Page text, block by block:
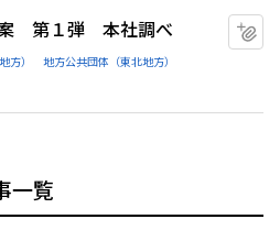
案 第１弾 本社調べ
方）
地方公共団体（東北地方）
一覧